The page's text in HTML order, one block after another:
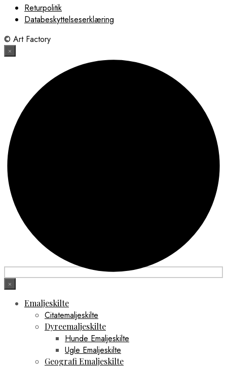
Returpolitik
Databeskyttelseserklæring
© Art Factory
×
×
Emaljeskilte
Citatemaljeskilte
Dyreemaljeskilte
Hunde Emaljeskilte
Ugle Emaljeskilte
Geografi Emaljeskilte